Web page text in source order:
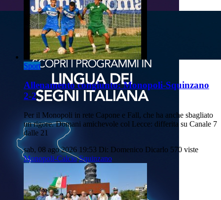
Sport
Allenamento congiunto: Monopoli-Squinzano
2-2
Per il Monopoli in rete Capone e Fall, che ha anche sbagliato
un rigore. Domani amichevole col Lecce: differita su Canale 7
dalle 21
sab, 08 ago 2026 19:53 Di: Domenico Dicarlo 570 viste
Monopoli-Calcio Squinzano